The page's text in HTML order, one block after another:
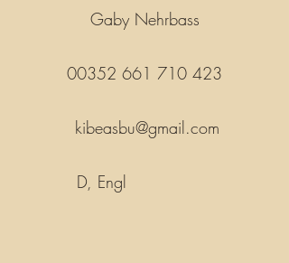
Gaby Nehrbass
00352 661 710 423
kibeasbu@gmail.com
D, Engl